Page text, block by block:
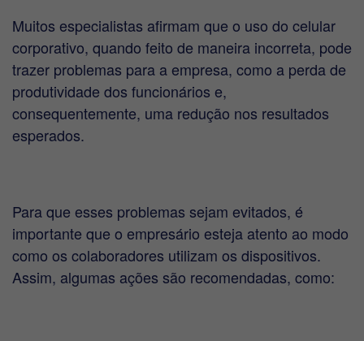
Muitos especialistas afirmam que o uso do celular
corporativo, quando feito de maneira incorreta, pode
trazer problemas para a empresa, como a perda de
produtividade dos funcionários e,
consequentemente, uma redução nos resultados
esperados.
Para que esses problemas sejam evitados, é
importante que o empresário esteja atento ao modo
como os colaboradores utilizam os dispositivos.
Assim, algumas ações são recomendadas, como: